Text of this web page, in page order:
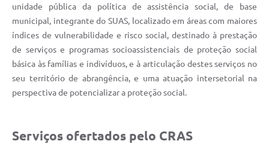
unidade pública da política de assistência social, de base
municipal, integrante do SUAS, localizado em áreas com maiores
índices de vulnerabilidade e risco social, destinado à prestação
de serviços e programas socioassistenciais de proteção social
básica às famílias e indivíduos, e à articulação destes serviços no
seu território de abrangência, e uma atuação intersetorial na
perspectiva de potencializar a proteção social.
Serviços ofertados pelo CRAS